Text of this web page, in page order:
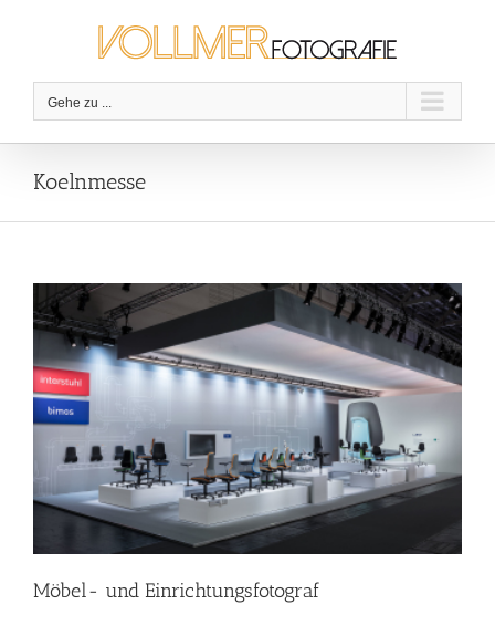
Gehe zu ...
Koelnmesse
Möbel- und Einrichtungsfotograf